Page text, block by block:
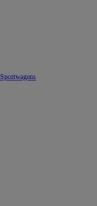
Sportwagens